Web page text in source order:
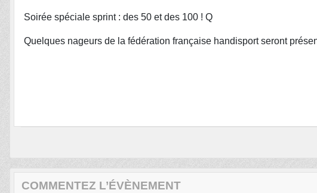
Soirée spéciale sprint : des 50 et des 100 ! Q
Quelques nageurs de la fédération française handisport seront
COMMENTEZ L’ÉVÈNEMENT